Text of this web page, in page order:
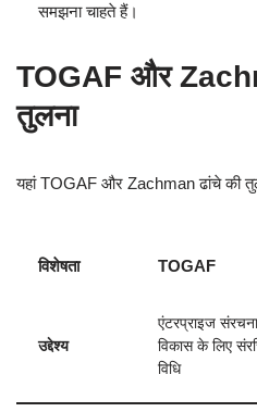
समझना चाहते हैं।
TOGAF और
तुलना
यहां TOGAF और Zachman ढांचे की
विशेषता TOGAF
उद्देश्य
एंटरप्राइज संरचना
विकास के लिए
विधि